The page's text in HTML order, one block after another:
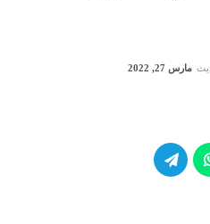
مارس 27, 2022